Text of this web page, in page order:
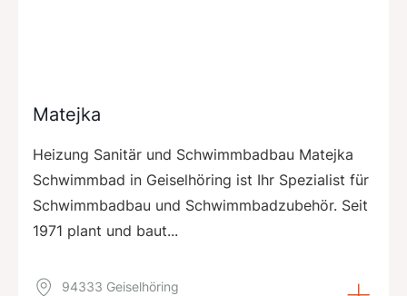
Matejka
Heizung Sanitär und Schwimmbadbau Matejka
Schwimmbad in Geiselhöring ist Ihr Spezialist für
Schwimmbadbau und Schwimmbadzubehör. Seit
1971 plant und baut...
94333 Geiselhöring